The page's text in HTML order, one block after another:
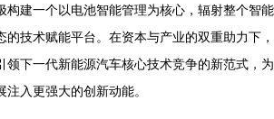
构建一个以电池智能管理为核心，辐射整个智能
的技术赋能平台。在资本与产业的双重助力下，
领下一代新能源汽车核心技术竞争的新范式，为
入更强大的创新动能。